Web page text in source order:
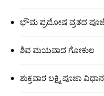
ಭೌಮ ಪ್ರದೋಷ ವ್ರತದ
ಶಿವ ಮಯವಾದ ಗೋಕುಲ
ಶುಕ್ರವಾರ ಲಕ್ಷ್ಮಿ ಪೂಜಾ ವಿಧಾನ